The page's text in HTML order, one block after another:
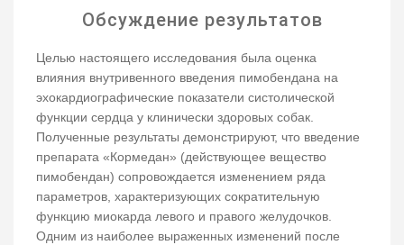
Обсуждение результатов
Целью настоящего исследования была оценка
влияния внутривенного введения пимобендана на
эхокардиографические показатели систолической
функции сердца у клинически здоровых собак.
Полученные результаты демонстрируют, что введение
препарата «Кормедан» (действующее вещество
пимобендан) сопровождается изменением ряда
параметров, характеризующих сократительную
функцию миокарда левого и правого желудочков.
Одним из наиболее выраженных изменений после